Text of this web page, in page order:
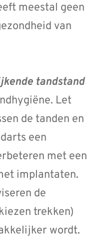
meestal geen
van
tandstand
Let
de tanden en
een
met een
implantaten.
de
trekken)
wordt.